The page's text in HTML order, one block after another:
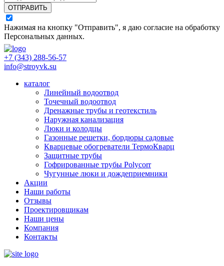
ОТПРАВИТЬ
Нажимая на кнопку "Отправить", я даю согласие на обработку
Персональных данных.
+7 (343) 288-56-57
info@stroyvk.su
каталог
Линейный водоотвод
Точечный водоотвод
Дренажные трубы и геотекстиль
Наружная канализация
Люки и колодцы
Газонные решетки, бордюры садовые
Кварцевые обогреватели ТермоКварц
Защитные трубы
Гофрированные трубы Polycorr
Чугунные люки и дождеприемники
Акции
Наши работы
Отзывы
Проектировщикам
Наши цены
Компания
Контакты